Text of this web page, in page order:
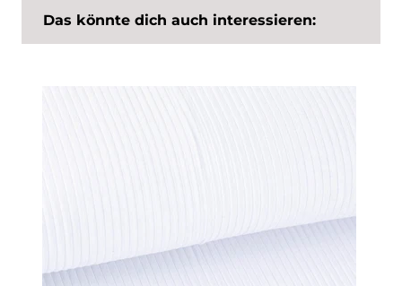
Das könnte dich auch interessieren: